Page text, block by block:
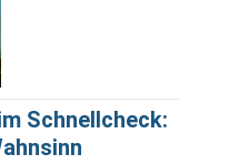
Schnellcheck: